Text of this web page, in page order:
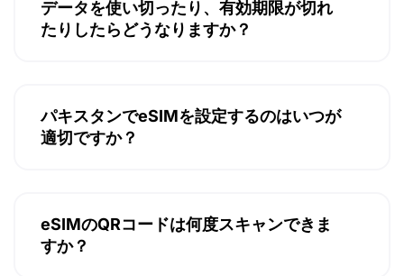
データを使い切ったり、有効期限が切れ
たりしたらどうなりますか？
パキスタンでeSIMを設定するのはいつが
適切ですか？
eSIMのQRコードは何度スキャンできま
すか？